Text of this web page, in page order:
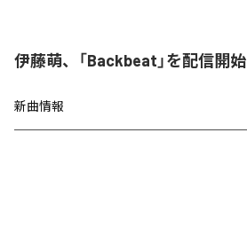
伊藤萌、「Backbeat」を配信開始
新曲情報